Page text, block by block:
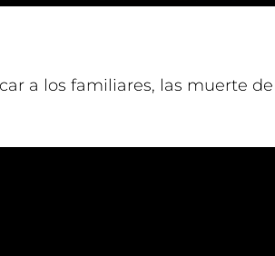
a los familiares, las muerte